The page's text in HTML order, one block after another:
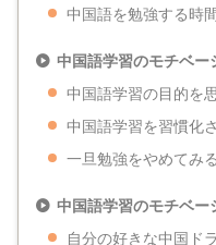
中国語を勉強する時
中国語学習のモチベー
中国語学習の目的を
中国語学習を習慣化
一旦勉強をやめてみる
中国語学習のモチベー
自分の好きな中国ド